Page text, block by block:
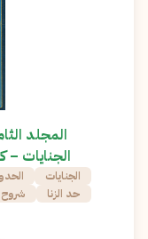
المجلد
الجنايات –
الجنايات
حد الزنا
شروح